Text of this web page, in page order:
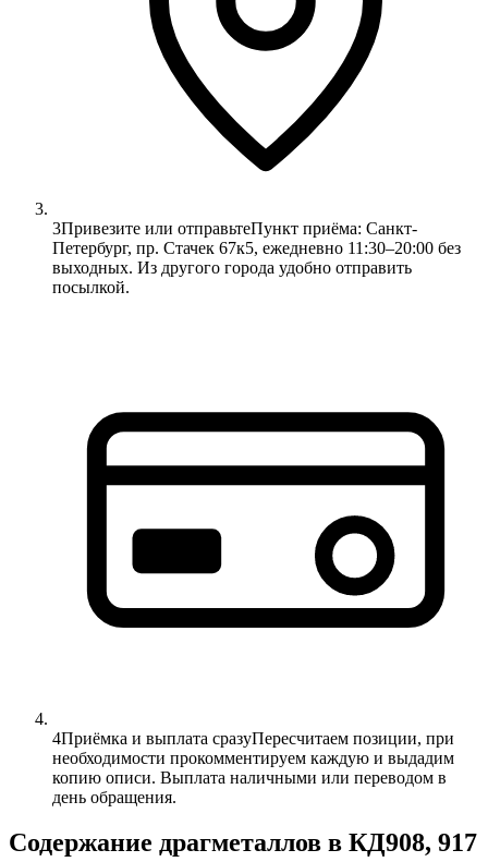
3Привезите или отправьтеПункт приёма: Санкт-
Петербург, пр. Стачек 67к5, ежедневно 11:30–20:00 без
выходных. Из другого города удобно отправить
посылкой.
4Приёмка и выплата сразуПересчитаем позиции, при
необходимости прокомментируем каждую и выдадим
копию описи. Выплата наличными или переводом в
день обращения.
Содержание драгметаллов в КД908, 917